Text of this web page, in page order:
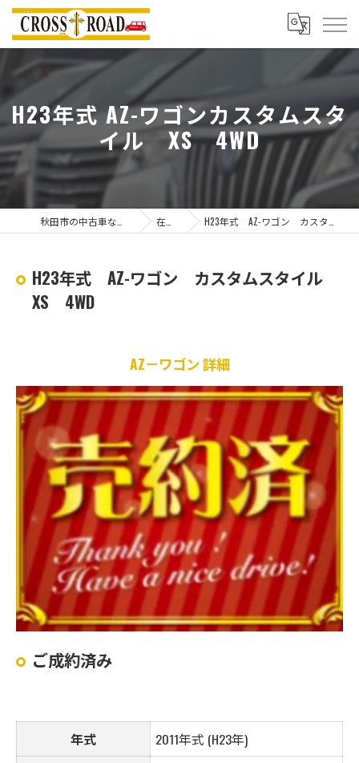
H23年式 AZ-ワゴンカスタムスタ
イル XS 4WD
在庫一覧 H23年式 AZ-ワゴン カスタムスタイル XS 4WD
H23年式 AZ-ワゴン カスタムスタイル
XS 4WD
AZ－ワゴン 詳細
ご成約済み
年式
2011年式 (H23年)